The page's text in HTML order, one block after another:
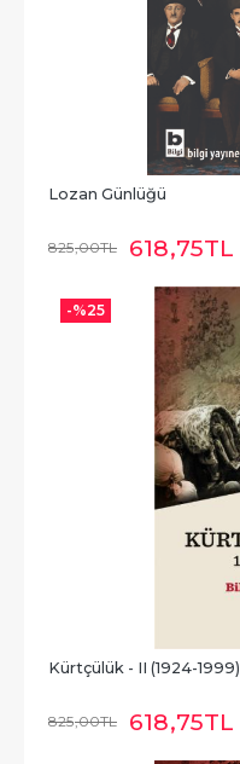
Lozan Günlüğü
825,00TL 618,75TL
-%25
Kürtçülük - II (1924-1999)
825,00TL 618,75TL